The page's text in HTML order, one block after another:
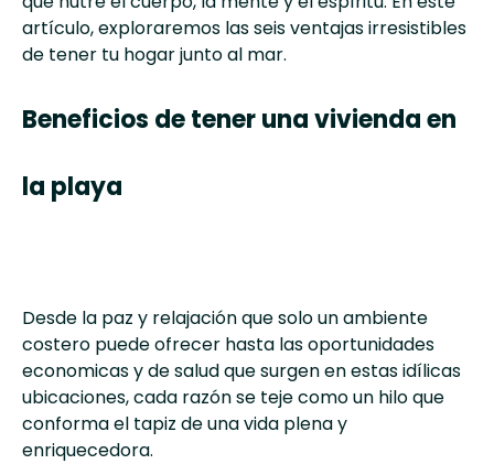
artículo, exploraremos las seis ventajas irresistibles
de tener tu hogar junto al mar.
Beneficios de tener una vivienda en
la playa
Desde la paz y relajación que solo un ambiente
costero puede ofrecer hasta las oportunidades
economicas y de salud que surgen en estas idílicas
ubicaciones, cada razón se teje como un hilo que
conforma el tapiz de una vida plena y
enriquecedora.